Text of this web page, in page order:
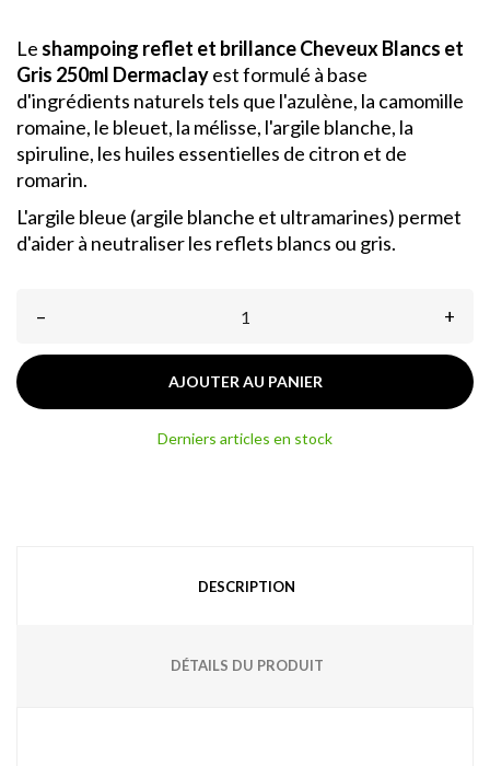
Le shampoing reflet et brillance Cheveux Blancs et
Gris 250ml Dermaclayest formulé à base
d'ingrédients naturels tels que l'azulène, la camomille
romaine, le bleuet, la mélisse, l'argile blanche, la
spiruline, les huiles essentielles de citron et de
romarin.
L'argile bleue (argile blanche et ultramarines) permet
d'aider à neutraliser les reflets blancs ou gris.
– +
AJOUTER AU PANIER
Derniers articles en stock
DESCRIPTION
DÉTAILS DU PRODUIT